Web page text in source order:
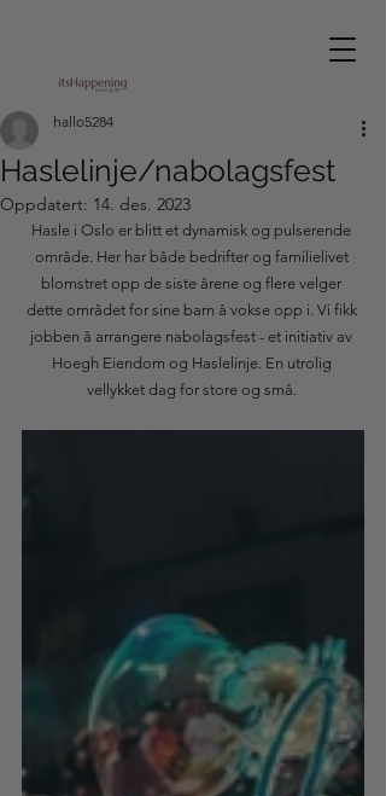
Haslelinje/nabolagsfest
hallo5284
Oppdatert: 14. des. 2023
Hasle i Oslo er blitt et dynamisk og pulserende
område. Her har både bedrifter og familielivet
blomstret opp de siste årene og flere velger
dette området for sine barn å vokse opp i. Vi fikk
jobben å arrangere nabolagsfest - et initiativ av
Hoegh Eiendom og Haslelinje. En utrolig
vellykket dag for store og små.